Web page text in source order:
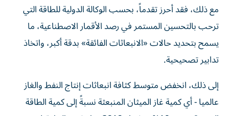
مع ذلك، فقد أحرز تقدماً، بحسب الوكالة الدولية للطاقة التي
ترحب بالتحسين المستمر في رصد الأقمار الاصطناعية، ما
يسمح بتحديد حالات «الانبعاثات الفائقة» بدقة أكبر، واتخاذ
تدابير تصحيحية.
إلى ذلك، انخفض متوسط كثافة انبعاثات إنتاج النفط والغاز
عالميا - أي كمية غاز الميثان المنبعثة نسبةً إلى كمية الطاقة